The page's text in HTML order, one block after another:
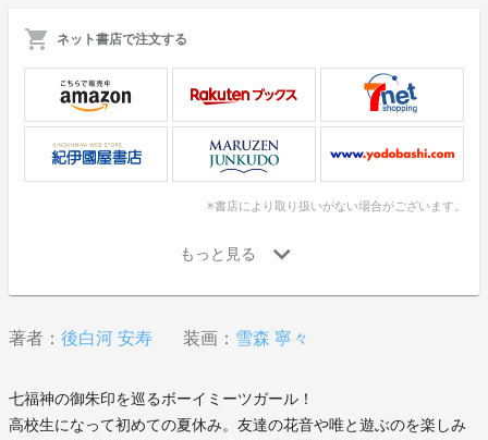
ネット書店で注文する
※書店により取り扱いがない場合がございます。
著者： 後白河 安寿 装画： 雪森 寧々
七福神の御朱印を巡るボーイミーツガール！
高校生になって初めての夏休み。友達の花音や唯と遊ぶのを楽しみ